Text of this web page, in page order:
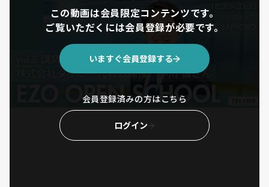
この動画は会員限定コンテンツです。
ご覧いただくには会員登録が必要です。
いますぐ会員登録する
会員登録済みの方はこちら
ログイン